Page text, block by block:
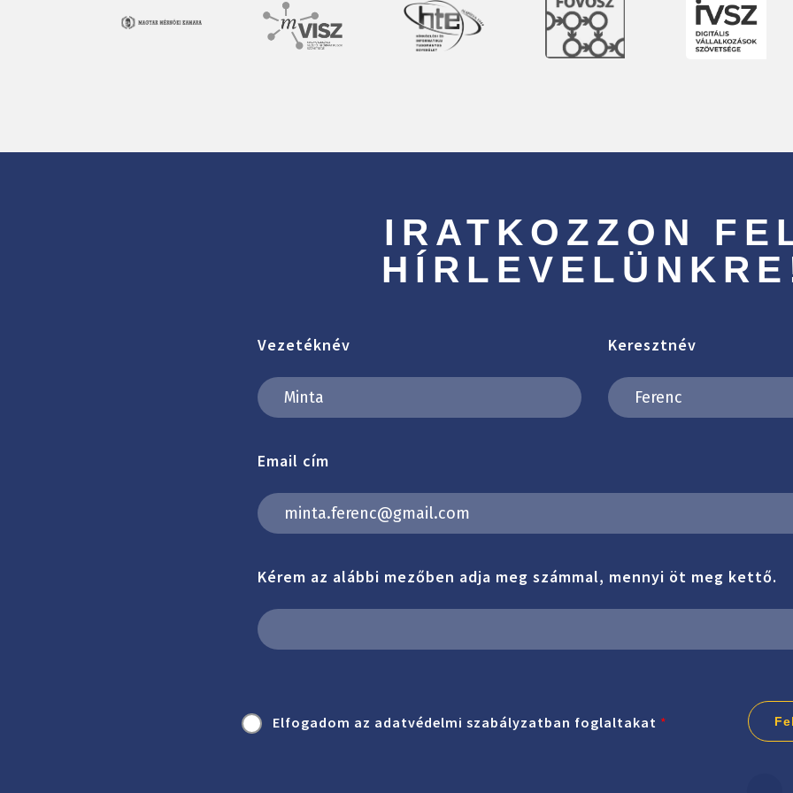
IRATKOZZON
Vezetéknév Keresztnév
Email cím
Kérem az alábbi mezőben adja meg számmal, mennyi öt meg kettő.
Elfogadom az adatvédelmi szabályzatban foglaltakat *